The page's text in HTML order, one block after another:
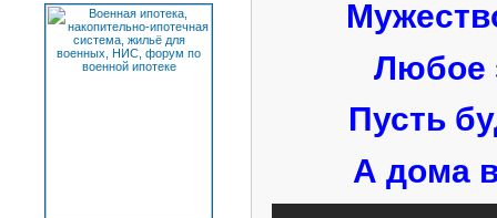
Любое
Пусть
А дома